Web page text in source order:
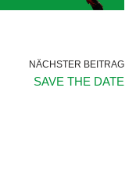
NÄCHSTER BEITRAG
SAVE THE DATE